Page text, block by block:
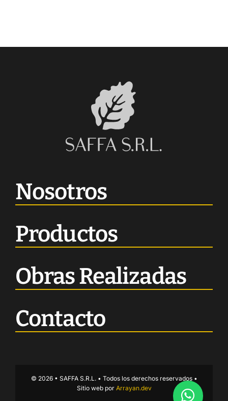
Nosotros
Productos
Obras Realizadas
Contacto
© 2026 • SAFFA S.R.L. • Todos los derechos reservados •
Sitio web por Arrayan.dev